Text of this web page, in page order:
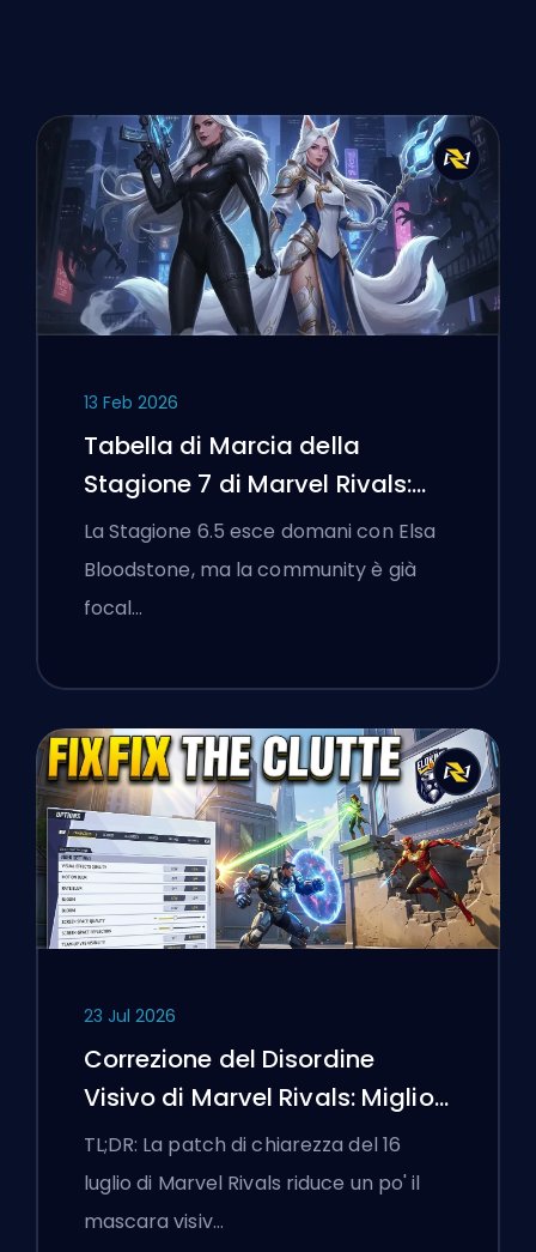
13 Feb 2026
Tabella di Marcia della
Stagione 7 di Marvel Rivals:
Black Cat, White Fox e l'Evento
Monsters Take Manhattan
La Stagione 6.5 esce domani con Elsa
Bloodstone, ma la community è già
focal…
23 Jul 2026
Correzione del Disordine
Visivo di Marvel Rivals: Migliori
Impostazioni Competitive
Dopo la Patch del 16 Luglio
TL;DR: La patch di chiarezza del 16
luglio di Marvel Rivals riduce un po' il
mascara visiv…